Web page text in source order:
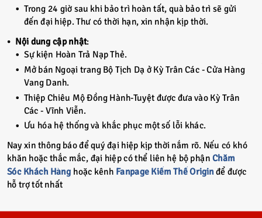
Trong 24 giờ sau khi bảo trì hoàn tất, quà bảo trì sẽ gửi
đến đại hiệp. Thư có thời hạn, xin nhận kịp thời.
Nội dung cập nhật:
Sự kiện Hoàn Trả Nạp Thẻ.
Mở bán Ngoại trang Bộ Tịch Dạ ở Kỳ Trân Các - Cửa Hàng
Vang Danh.
Thiệp Chiêu Mộ Đồng Hành-Tuyệt được đưa vào Kỳ Trân
Các - Vĩnh Viễn.
Ưu hóa hệ thống và khắc phục một số lỗi khác.
Nay xin thông báo để quý đại hiệp kịp thời nắm rõ. Nếu có khó
khăn hoặc thắc mắc, đại hiệp có thể liên hệ bộ phận Chăm
Sóc Khách Hàng hoặc kênh Fanpage Kiếm Thế Originđể được
hỗ trợ tốt nhất